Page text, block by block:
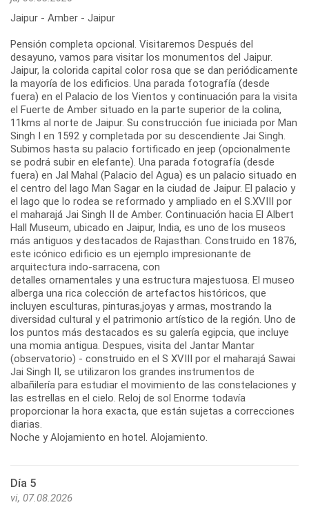
Jaipur - Amber - Jaipur
Pensión completa opcional. Visitaremos Después del
desayuno, vamos para visitar los monumentos del Jaipur.
Jaipur, la colorida capital color rosa que se dan periódicamente
la mayoría de los edificios. Una parada fotografía (desde
fuera) en el Palacio de los Vientos y continuación para la visita
el Fuerte de Amber situado en la parte superior de la colina,
11kms al norte de Jaipur. Su construcción fue iniciada por Man
Singh I en 1592 y completada por su descendiente Jai Singh.
Subimos hasta su palacio fortificado en jeep (opcionalmente
se podrá subir en elefante). Una parada fotografía (desde
fuera) en Jal Mahal (Palacio del Agua) es un palacio situado en
el centro del lago Man Sagar en la ciudad de Jaipur. El palacio y
el lago que lo rodea se reformado y ampliado en el S.XVIII por
el maharajá Jai Singh II de Amber. Continuación hacia El Albert
Hall Museum, ubicado en Jaipur, India, es uno de los museos
más antiguos y destacados de Rajasthan. Construido en 1876,
este icónico edificio es un ejemplo impresionante de
arquitectura indo-sarracena, con
detalles ornamentales y una estructura majestuosa. El museo
alberga una rica colección de artefactos históricos, que
incluyen esculturas, pinturas,joyas y armas, mostrando la
diversidad cultural y el patrimonio artístico de la región. Uno de
los puntos más destacados es su galería egipcia, que incluye
una momia antigua. Despues, visita del Jantar Mantar
(observatorio) - construido en el S XVIII por el maharajá Sawai
Jai Singh II, se utilizaron los grandes instrumentos de
albañilería para estudiar el movimiento de las constelaciones y
las estrellas en el cielo. Reloj de sol Enorme todavía
proporcionar la hora exacta, que están sujetas a correcciones
diarias.
Noche y Alojamiento en hotel. Alojamiento.
Día 5
vi, 07.08.2026